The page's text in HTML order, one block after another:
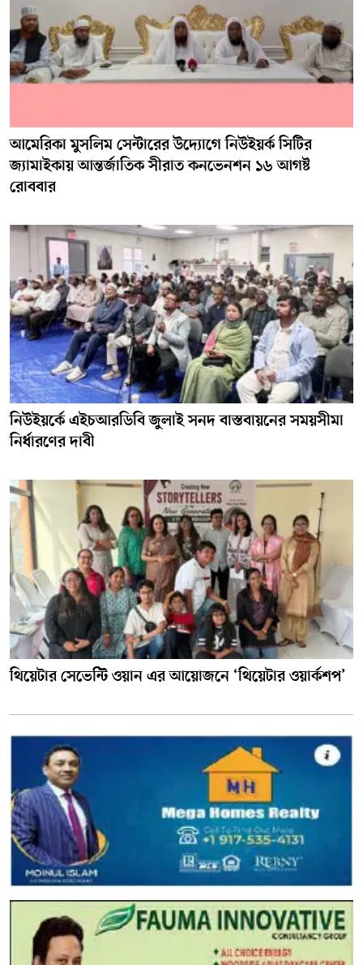
আমেরিকা মুসলিম সেন্টারের উদ্যোগে নিউইয়র্ক সিটির
জ্যামাইকায় আন্তর্জাতিক সীরাত কনভেনশন ১৬ আগষ্ট
রোববার
নিউইয়র্কে এইচআরডিবি জুলাই সনদ বাস্তবায়নের সময়সীমা
নির্ধারণের দাবী
থিয়েটার সেভেন্টি ওয়ান এর আয়োজনে ‘থিয়েটার ওয়ার্কশপ’